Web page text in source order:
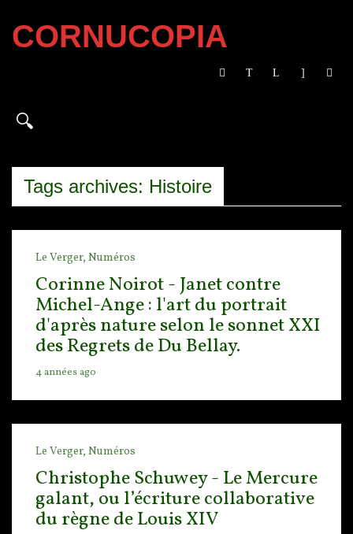
CORNUCOPIA
Tags archives: Histoire
Le Verger, Numéros
Corinne Noirot - Janet contre
Michel-Ange : l'art du portrait
d'après nature selon le sonnet XXI
des Regrets de Du Bellay.
4 années ago
Le Verger, Numéros
Christophe Schuwey - Le Mercure
galant, ou l’écriture collaborative
du règne de Louis XIV